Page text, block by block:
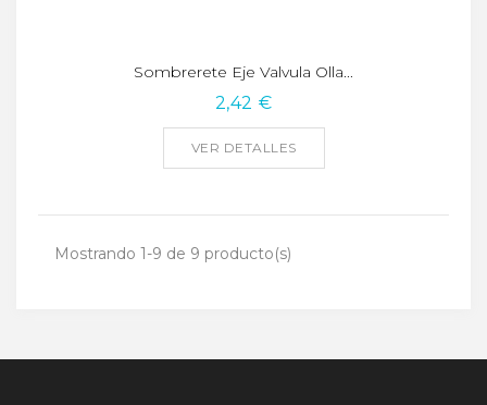
Sombrerete Eje Valvula Olla...
2,42 €
VER DETALLES
Mostrando 1-9 de 9 producto(s)